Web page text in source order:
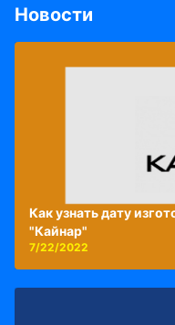
Новости
Как узнать дату
"Кайнар"
7/22/2022